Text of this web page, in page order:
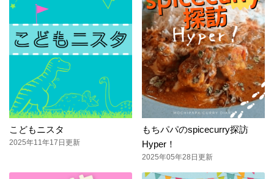
こどもニスタ
2025年11年17日更新
もちパパのspicecurry探訪
Hyper！
2025年05年28日更新